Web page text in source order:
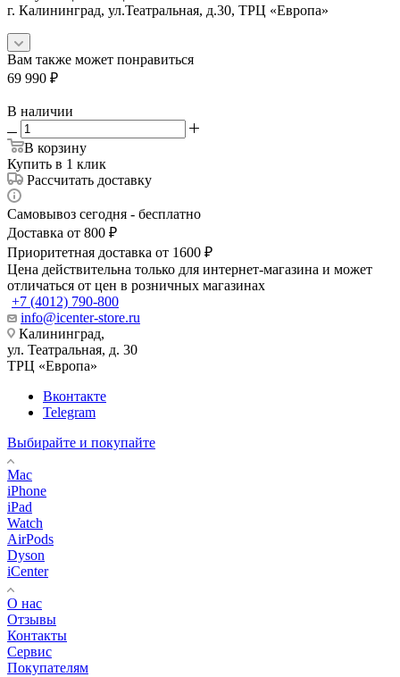
г. Калининград, ул.Театральная, д.30, ТРЦ «Европа»
Вам также может понравиться
69 990 ₽
В наличии
В корзину
Купить в 1 клик
Рассчитать доставку
Самовывоз сегодня - бесплатно
Доставка от 800 ₽
Приоритетная доставка от 1600 ₽
Цена действительна только для интернет-магазина и может
отличаться от цен в розничных магазинах
+7 (4012) 790-800
info@icenter-store.ru
Калининград,
ул. Театральная, д. 30
ТРЦ «Европа»
Вконтакте
Telegram
Выбирайте и покупайте
Mac
iPhone
iPad
Watch
AirPods
Dyson
iCenter
О нас
Отзывы
Контакты
Сервис
Покупателям